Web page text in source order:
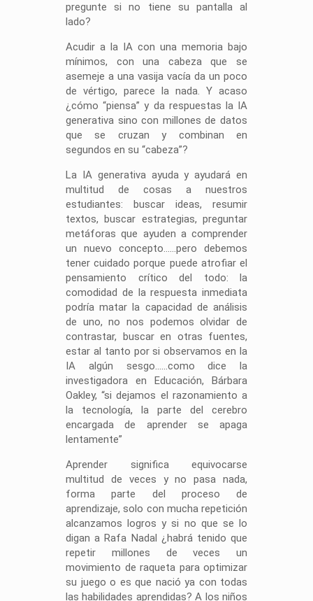
pregunte si no tiene su pantalla al
lado?
Acudir a la IA con una memoria bajo
mínimos, con una cabeza que se
asemeje a una vasija vacía da un poco
de vértigo, parece la nada. Y acaso
¿cómo “piensa” y da respuestas la IA
generativa sino con millones de datos
que se cruzan y combinan en
segundos en su “cabeza”?
La IA generativa ayuda y ayudará en
multitud de cosas a nuestros
estudiantes: buscar ideas, resumir
textos, buscar estrategias, preguntar
metáforas que ayuden a comprender
un nuevo concepto……pero debemos
tener cuidado porque puede atrofiar el
pensamiento crítico del todo: la
comodidad de la respuesta inmediata
podría matar la capacidad de análisis
de uno, no nos podemos olvidar de
contrastar, buscar en otras fuentes,
estar al tanto por si observamos en la
IA algún sesgo……como dice la
investigadora en Educación, Bárbara
Oakley, “si dejamos el razonamiento a
la tecnología, la parte del cerebro
encargada de aprender se apaga
lentamente”
Aprender significa equivocarse
multitud de veces y no pasa nada,
forma parte del proceso de
aprendizaje, solo con mucha repetición
alcanzamos logros y si no que se lo
digan a Rafa Nadal ¿habrá tenido que
repetir millones de veces un
movimiento de raqueta para optimizar
su juego o es que nació ya con todas
las habilidades aprendidas? A los niños